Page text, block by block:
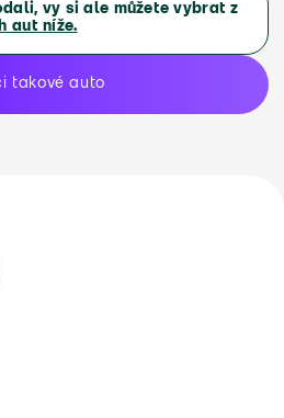
vy si ale můžete vybrat z
aut níže.
takové auto